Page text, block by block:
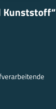
Kunststoff“